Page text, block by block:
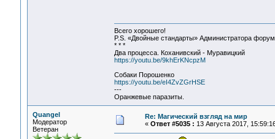
Всего хорошего!
P.S. «Двойные стандарты» Администратора
* * *
Два процесса. Коханивский - Муравицкий
https://youtu.be/9khErKNcpzM
Собаки Порошенко
https://youtu.be/eI4ZvZGrHSE
---
Оранжевые паразиты.
Quangel
Модератор
Ветеран
Re: Магический взгляд на мир
« Ответ #5035 : 13 Августа 2017,